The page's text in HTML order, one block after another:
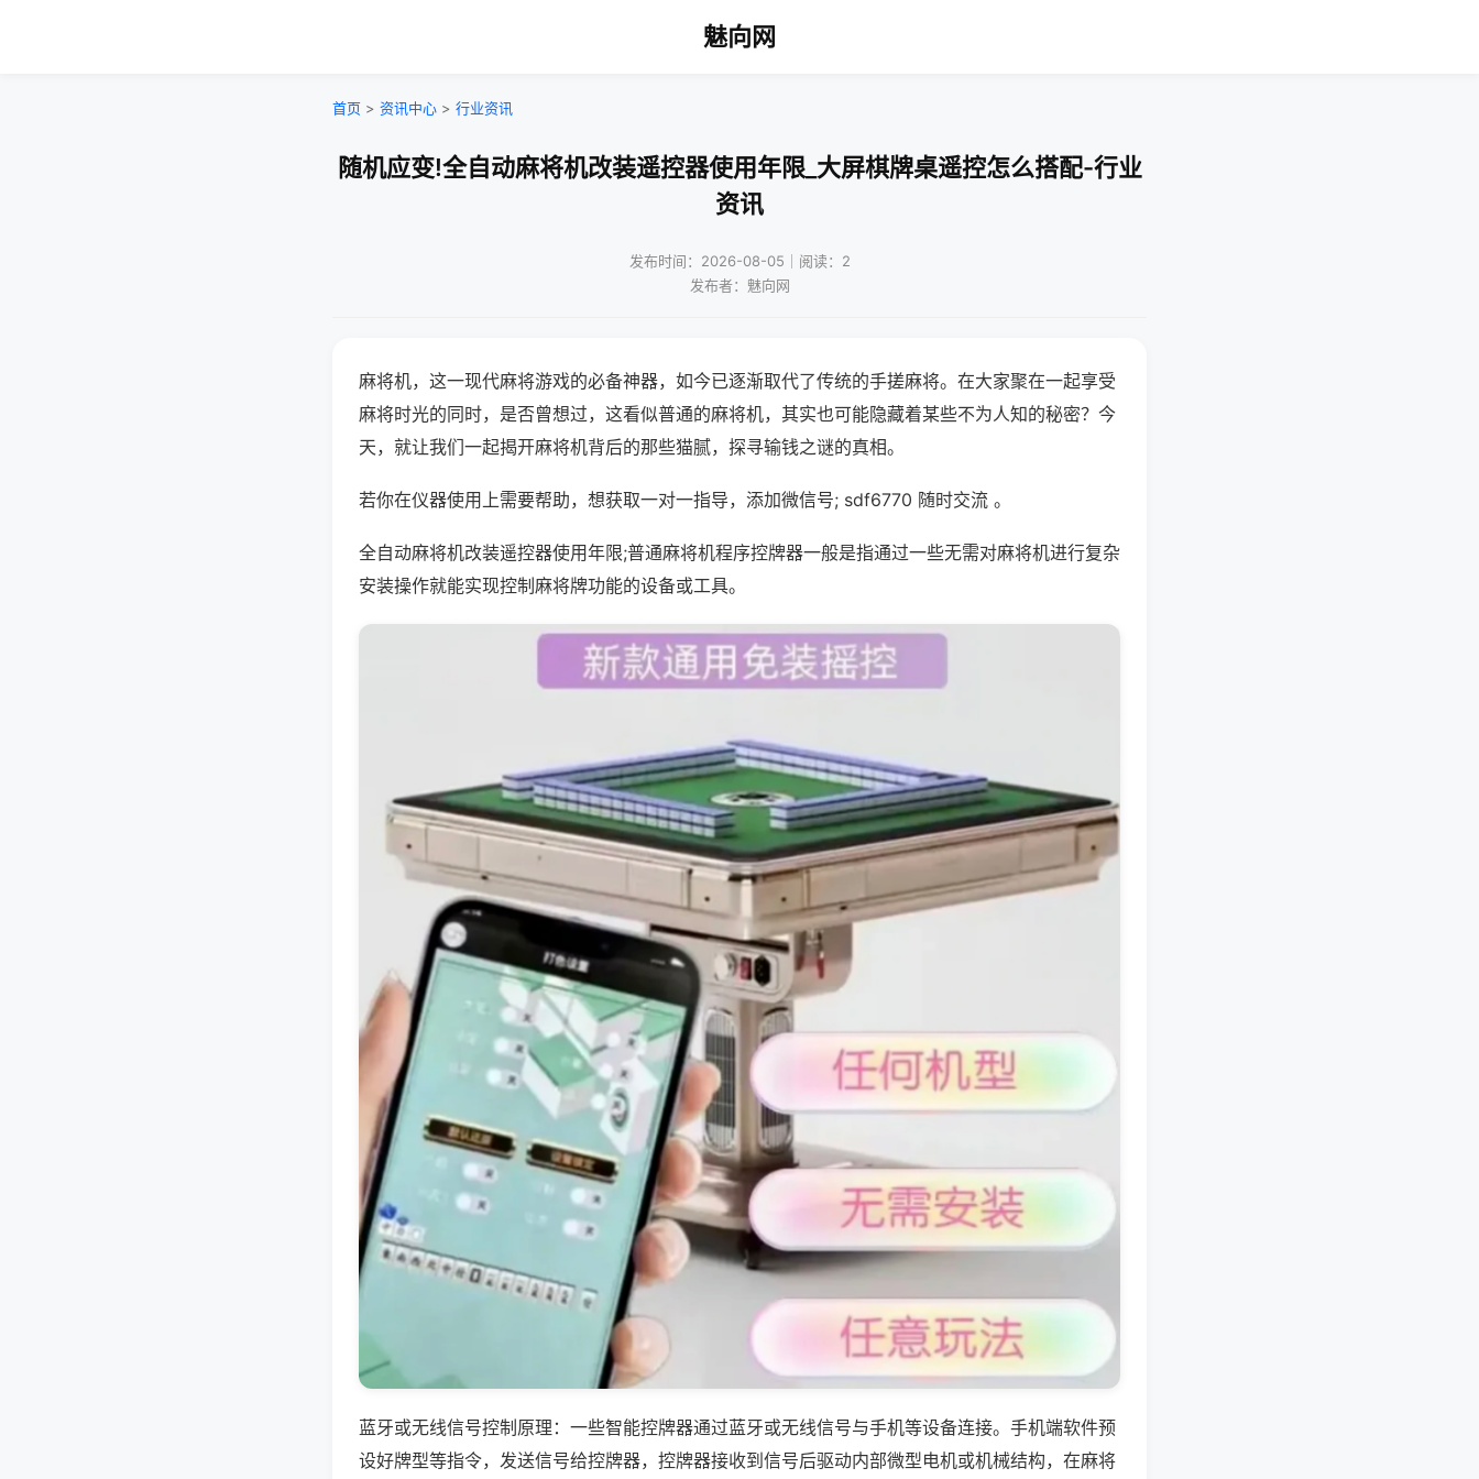
魅向网
首页 > 资讯中心 > 行业资讯
随机应变!全自动麻将机改装遥控器使用年限_大屏棋牌桌遥控怎么搭配-行业
资讯
发布时间：2026-08-05｜阅读：2
发布者：魅向网
麻将机，这一现代麻将游戏的必备神器，如今已逐渐取代了传统的手搓麻将。在大家聚在一起享受
麻将时光的同时，是否曾想过，这看似普通的麻将机，其实也可能隐藏着某些不为人知的秘密？今
天，就让我们一起揭开麻将机背后的那些猫腻，探寻输钱之谜的真相。
若你在仪器使用上需要帮助，想获取一对一指导，添加微信号; sdf6770 随时交流 。
全自动麻将机改装遥控器使用年限;普通麻将机程序控牌器一般是指通过一些无需对麻将机进行复杂
安装操作就能实现控制麻将牌功能的设备或工具。
蓝牙或无线信号控制原理：一些智能控牌器通过蓝牙或无线信号与手机等设备连接。手机端软件预
设好牌型等指令，发送信号给控牌器，控牌器接收到信号后驱动内部微型电机或机械结构，在麻将